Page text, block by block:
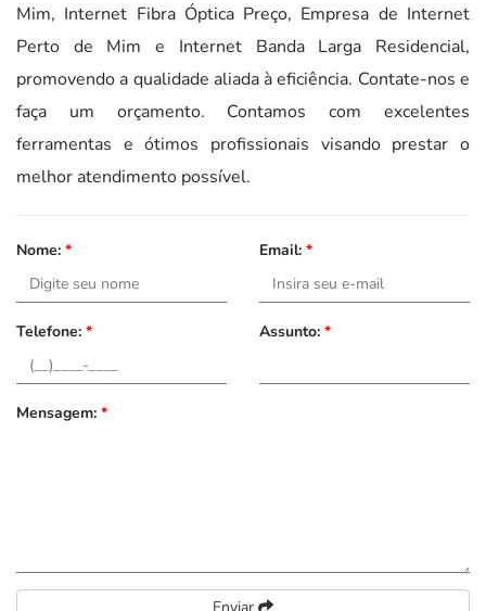
Mim, Internet Fibra Óptica Preço, Empresa de Internet
Perto de Mim e Internet Banda Larga Residencial,
promovendo a qualidade aliada à eficiência. Contate-nos e
faça um orçamento. Contamos com excelentes
ferramentas e ótimos profissionais visando prestar o
melhor atendimento possível.
Nome: * Email: *
Telefone: * Assunto: *
Mensagem: *